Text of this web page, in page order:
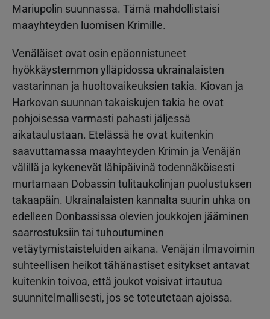
Mariupolin suunnassa. Tämä mahdollistaisi
maayhteyden luomisen Krimille.
Venäläiset ovat osin epäonnistuneet
hyökkäystemmon ylläpidossa ukrainalaisten
vastarinnan ja huoltovaikeuksien takia. Kiovan ja
Harkovan suunnan takaiskujen takia he ovat
pohjoisessa varmasti pahasti jäljessä
aikataulustaan. Etelässä he ovat kuitenkin
saavuttamassa maayhteyden Krimin ja Venäjän
välillä ja kykenevät lähipäivinä todennäköisesti
murtamaan Dobassin tulitaukolinjan puolustuksen
takaapäin. Ukrainalaisten kannalta suurin uhka on
edelleen Donbassissa olevien joukkojen jääminen
saarrostuksiin tai tuhoutuminen
vetäytymistaisteluiden aikana. Venäjän ilmavoimin
suhteellisen heikot tähänastiset esitykset antavat
kuitenkin toivoa, että joukot voisivat irtautua
suunnitelmallisesti, jos se toteutetaan ajoissa.